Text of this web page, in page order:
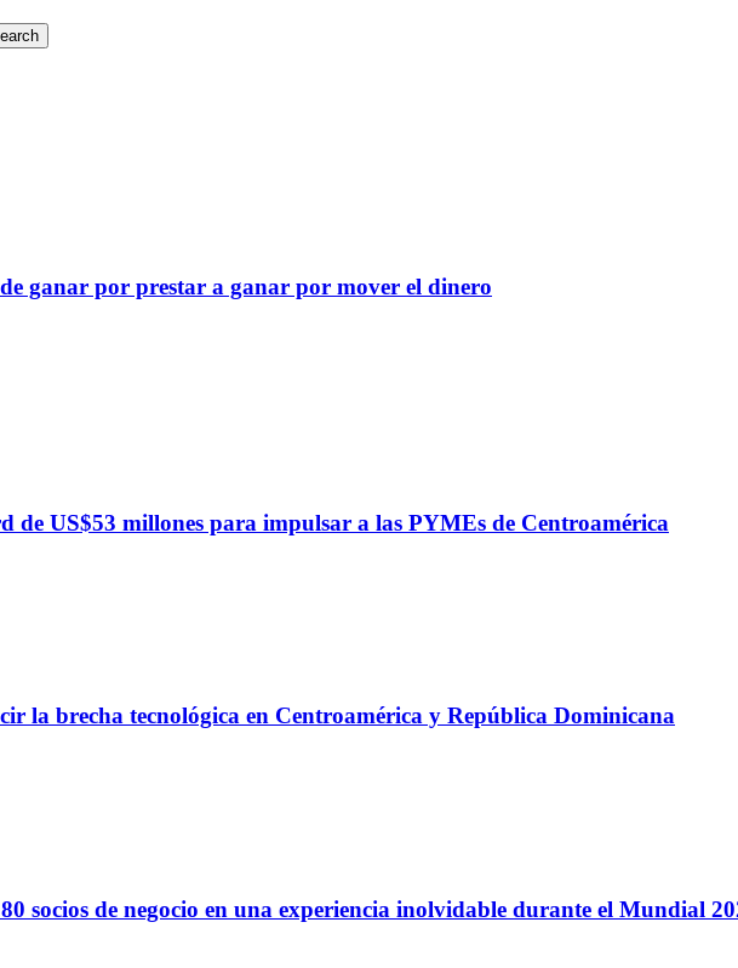
ganar por prestar a ganar por mover el dinero
de US$53 millones para impulsar a las PYMEs de Centroamérica
la brecha tecnológica en Centroamérica y República Dominicana
socios de negocio en una experiencia inolvidable durante el Mundial